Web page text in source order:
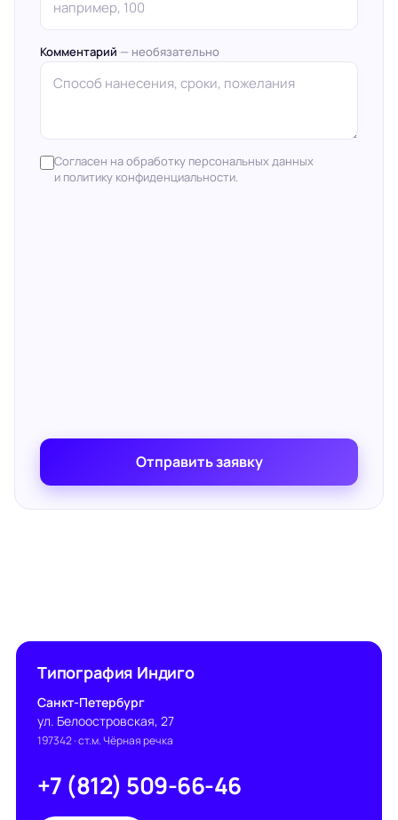
Комментарий — необязательно
Согласен на обработку персональных данных
и политику конфиденциальности.
Отправить заявку
Типография Индиго
Санкт-Петербург
ул. Белоостровская, 27
197342· ст.м. Чёрная речка
+7 (812) 509-66-46